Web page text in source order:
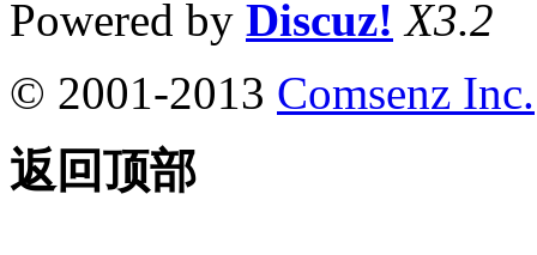
Powered by Discuz! X3.2
© 2001-2013 Comsenz Inc.
返回顶部